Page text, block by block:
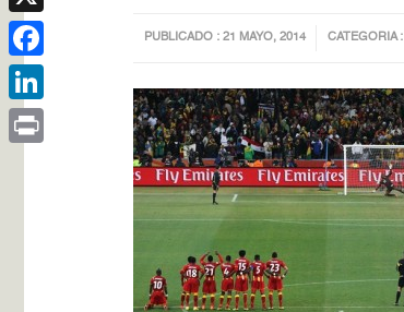
PUBLICADO : 21 MAYO, 2014 CATEGORIA :
X
Facebook
LinkedIn